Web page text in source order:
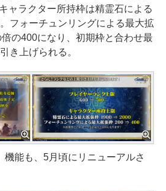
ャラクター所持枠は精霊石による
フォーチュンリングによる最大拡
の400になり、初期枠と合わせ最
き上げられる。
能も、5月頃にリニューアルさ